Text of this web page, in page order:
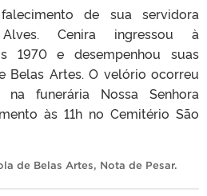
de sua servidora
Cenira ingressou à
1970 e desempenhou suas
Belas Artes. O velório ocorreu
funerária Nossa Senhora
às 11h no Cemitério São
de Belas Artes, Nota de Pesar.